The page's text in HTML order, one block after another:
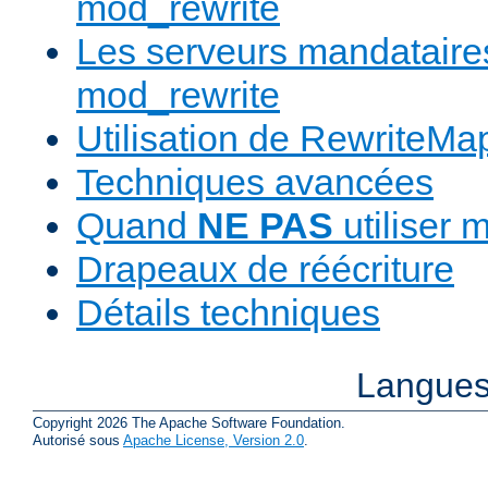
Les serveurs
mod_rewrite
Utilisation de
Techniques avancées
Quand NE PAS utiliser
Drapeaux de réécriture
Détails techniques
Copyright 2026 The Apache Software Foundation.
Autorisé sous Apache License, Version 2.0